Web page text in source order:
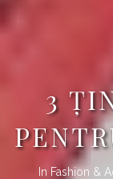
3
In Fashion &